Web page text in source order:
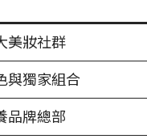
美妝社群
與獨家組合
品牌總部